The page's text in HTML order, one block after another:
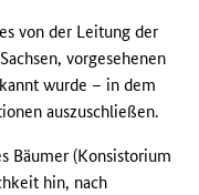
von der Leitung der
vorgesehenen
wurde – in dem
auszuschließen.
Bäumer (Konsistorium
hin, nach